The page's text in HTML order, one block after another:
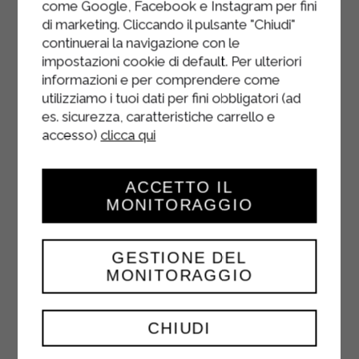
MINI PAVLONA AI
FRUTTI DI BOSCO
A bagnomaria lavorare gli albumi e lo
Montare il composto fino a
raggiungere la temperatura di circa
come Google, Facebook e Instagram per fini
di marketing. Cliccando il pulsante "Chiudi"
continuerai la navigazione con le
impostazioni cookie di default. Per ulteriori
informazioni e per comprendere come
utilizziamo i tuoi dati per fini obbligatori (ad
es. sicurezza, caratteristiche carrello e
accesso) clicca qui
CHIUDI
GESTIONE DEL
MONITORAGGIO
ACCETTO IL
MONITORAGGIO